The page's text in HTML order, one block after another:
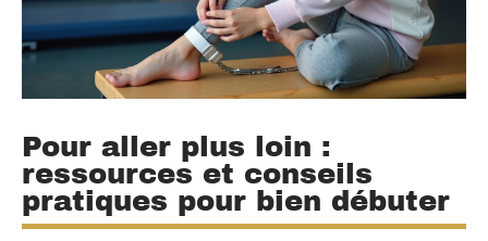
Pour aller plus loin :
ressources et conseils
pratiques pour bien débuter